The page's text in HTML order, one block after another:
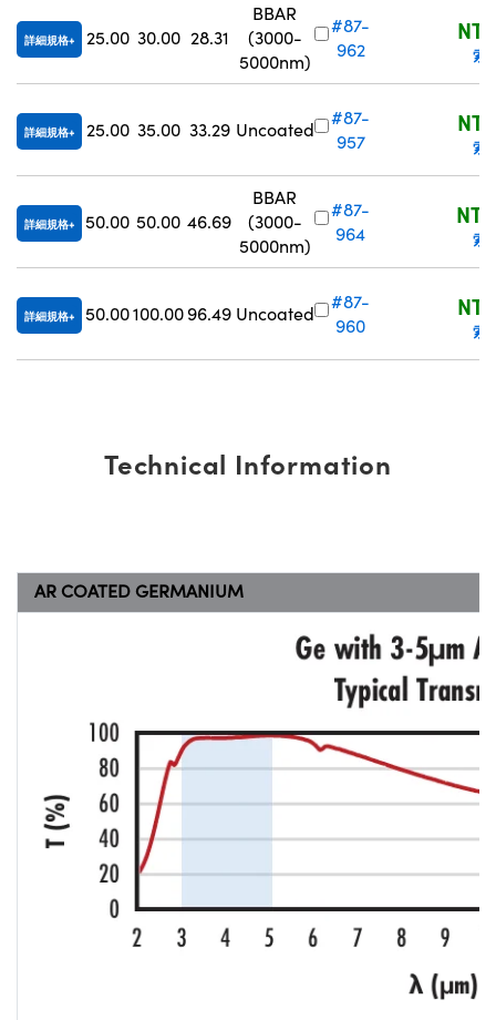
詳細規格 25.00 30.00 28.31
BBAR
(3000-
5000nm)
#87-
962
索
詳細規格 25.00 35.00 33.29 Uncoated
#87-
957
索
詳細規格 50.00 50.00 46.69
BBAR
(3000-
5000nm)
#87-
964
索
詳細規格 50.00100.0096.49 Uncoated
#87-
960
索
Technical Information
AR COATED GERMANIUM